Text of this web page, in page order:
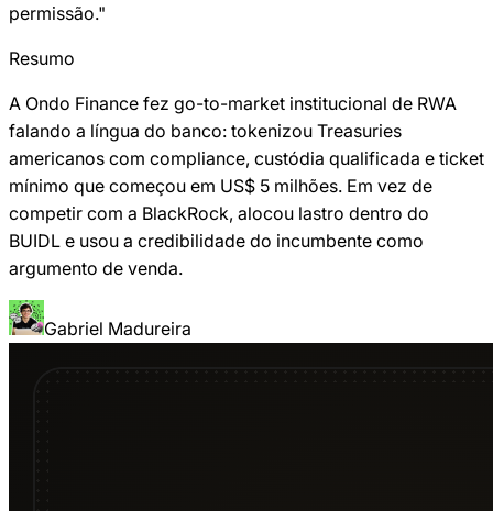
permissão."
Resumo
A Ondo Finance fez go-to-market institucional de RWA
falando a língua do banco: tokenizou Treasuries
americanos com compliance, custódia qualificada e ticket
mínimo que começou em US$ 5 milhões. Em vez de
competir com a BlackRock, alocou lastro dentro do
BUIDL e usou a credibilidade do incumbente como
argumento de venda.
Gabriel Madureira